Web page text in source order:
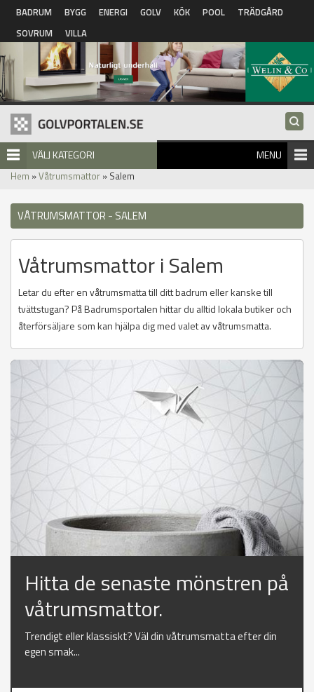
Hoppa till huvudinnehåll
BADRUM BYGG ENERGI GOLV KÖK POOL
TRÄDGÅRD
SOVRUM
VILLA
VÄLJ KATEGORI MENU
Hem »Våtrumsmattor » Salem
VÅTRUMSMATTOR - SALEM
Våtrumsmattor i Salem
Letar du efter en våtrumsmatta till ditt badrum eller kanske till
tvättstugan? På Badrumsportalen hittar du alltid lokala butiker och
återförsäljare som kan hjälpa dig med valet av våtrumsmatta.
Hitta de senaste mönstren på
våtrumsmattor.
Trendigt eller klassiskt? Väl din våtrumsmatta efter din
egen smak...